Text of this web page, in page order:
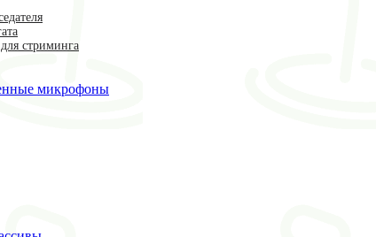
стриминга
микрофоны